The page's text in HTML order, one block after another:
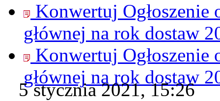
Konwertuj
głównej na rok dostaw
Konwertuj
głównej na rok dostaw
5 stycznia 2021, 15:26